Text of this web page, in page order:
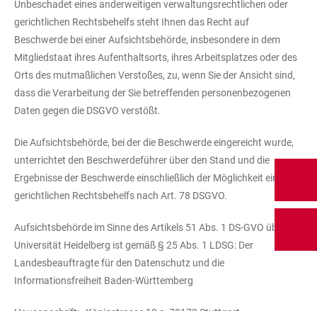
Unbeschadet eines anderweitigen verwaltungsrechtlichen oder
gerichtlichen Rechtsbehelfs steht Ihnen das Recht auf
Beschwerde bei einer Aufsichtsbehörde, insbesondere in dem
Mitgliedstaat ihres Aufenthaltsorts, ihres Arbeitsplatzes oder des
Orts des mutmaßlichen Verstoßes, zu, wenn Sie der Ansicht sind,
dass die Verarbeitung der Sie betreffenden personenbezogenen
Daten gegen die DSGVO verstößt.
Die Aufsichtsbehörde, bei der die Beschwerde eingereicht wurde,
unterrichtet den Beschwerdeführer über den Stand und die
Ergebnisse der Beschwerde einschließlich der Möglichkeit eines
gerichtlichen Rechtsbehelfs nach Art. 78 DSGVO.
Aufsichtsbehörde im Sinne des Artikels 51 Abs. 1 DS-GVO über die
Universität Heidelberg ist gemäß § 25 Abs. 1 LDSG: Der
Landesbeauftragte für den Datenschutz und die
Informationsfreiheit Baden-Württemberg